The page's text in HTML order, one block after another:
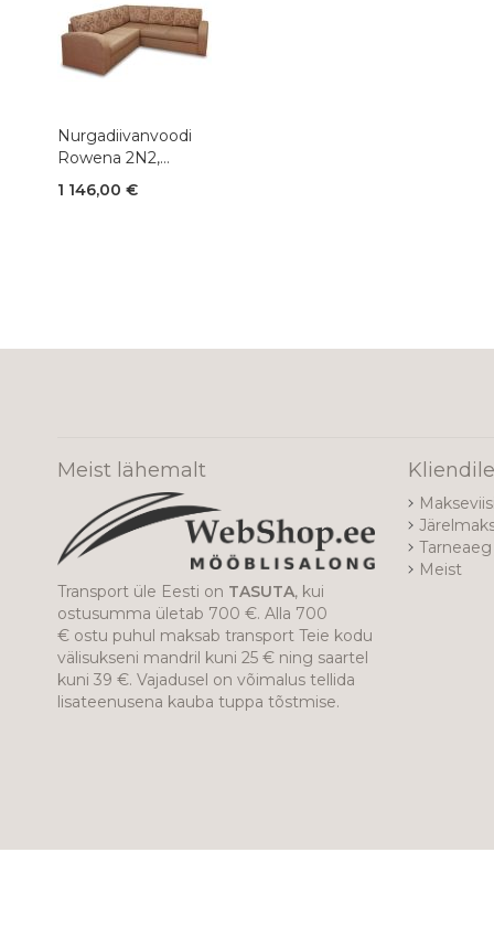
Nurgadiivanvoodi
Rowena 2N2,
240x240xK72 cm,
kangas
1 146,00 €
Meist lähemalt
Transport üle Eesti on TASUTA, kui
ostusumma ületab 700 €. Alla 700
€ ostu puhul maksab transport Teie kodu
välisukseni mandril kuni 25 € ning saartel
kuni 39 €. Vajadusel on võimalus tellida
lisateenusena kauba tuppa tõstmise.
Kliendile
Meist